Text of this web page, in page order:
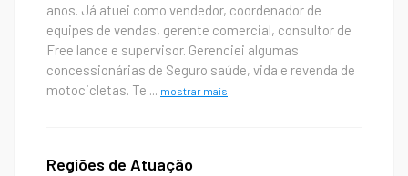
anos. Já atuei como vendedor, coordenador de
equipes de vendas, gerente comercial, consultor de
Free lance e supervisor. Gerenciei algumas
concessionárias de Seguro saúde, vida e revenda de
motocicletas. Te ... mostrar mais
Regiões de Atuação